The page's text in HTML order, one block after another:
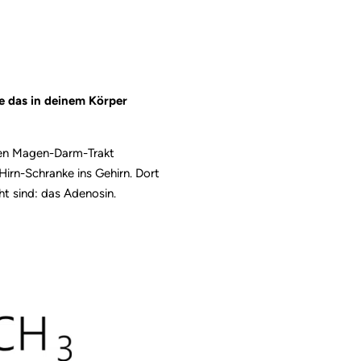
das in deinem Körper
Magen-Darm-Trakt
Schranke ins Gehirn. Dort
sind: das Adenosin.